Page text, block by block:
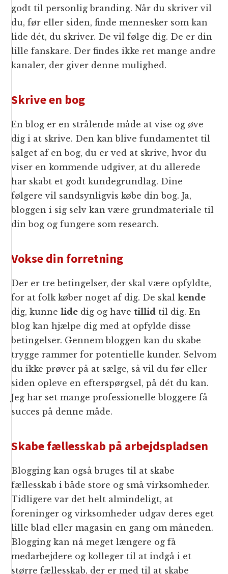
godt til personlig branding. Når du skriver vil
du, før eller siden, finde mennesker som kan
lide dét, du skriver. De vil følge dig. De er din
lille fanskare. Der findes ikke ret mange andre
kanaler, der giver denne mulighed.
Skrive en bog
En blog er en strålende måde at vise og øve
dig i at skrive. Den kan blive fundamentet til
salget af en bog, du er ved at skrive, hvor du
viser en kommende udgiver, at du allerede
har skabt et godt kundegrundlag. Dine
følgere vil sandsynligvis købe din bog. Ja,
bloggen i sig selv kan være grundmateriale til
din bog og fungere som research.
Vokse din forretning
Der er tre betingelser, der skal være opfyldte,
for at folk køber noget af dig. De skalkende
dig, kunnelide dig og havetillid til dig. En
blog kan hjælpe dig med at opfylde disse
betingelser. Gennem bloggen kan du skabe
trygge rammer for potentielle kunder. Selvom
du ikke prøver på at sælge, så vil du før eller
siden opleve en efterspørgsel, på dét du kan.
Jeg har set mange professionelle bloggere få
succes på denne måde.
Skabe fællesskab på arbejdspladsen
Blogging kan også bruges til at skabe
fællesskab i både store og små virksomheder.
Tidligere var det helt almindeligt, at
foreninger og virksomheder udgav deres eget
lille blad eller magasin en gang om måneden.
Blogging kan nå meget længere og få
medarbejdere og kolleger til at indgå i et
større fællesskab, der er med til at skabe